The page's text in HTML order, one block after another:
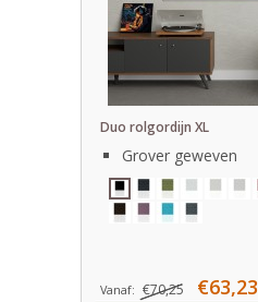
Duo rolgordijn XL
Grover geweven
Vanaf: €70,25 €63,23